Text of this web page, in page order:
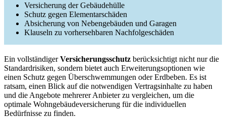
Versicherung der Gebäudehülle
Schutz gegen Elementarschäden
Absicherung von Nebengebäuden und Garagen
Klauseln zu vorhersehbaren Nachfolgeschäden
Ein vollständigerVersicherungsschutz berücksichtigt nicht nur die
Standardrisiken, sondern bietet auch Erweiterungsoptionen wie
einen Schutz gegen Überschwemmungen oder Erdbeben. Es ist
ratsam, einen Blick auf die notwendigen Vertragsinhalte zu haben
und die Angebote mehrerer Anbieter zu vergleichen, um die
optimale Wohngebäudeversicherung für die individuellen
Bedürfnisse zu finden.